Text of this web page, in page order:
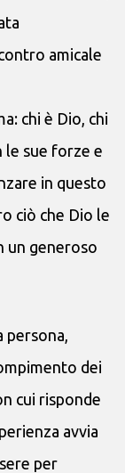
amicale
chi è Dio, chi
le sue forze e
in questo
ciò che Dio le
un generoso
persona,
dei
cui risponde
avvia
per